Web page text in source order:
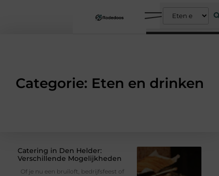
Categorie: Eten en drinken
Catering in Den Helder:
Verschillende Mogelijkheden
Of je nu een bruiloft, bedrijfsfeest of